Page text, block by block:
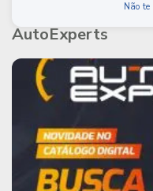
Não te
AutoExperts